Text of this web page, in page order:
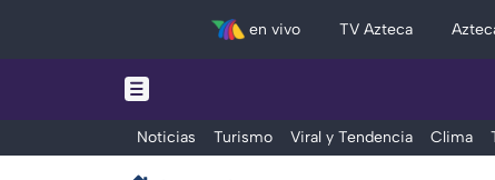
en vivo TV Azteca
Noticias Turismo Viral y Tendencia Clima